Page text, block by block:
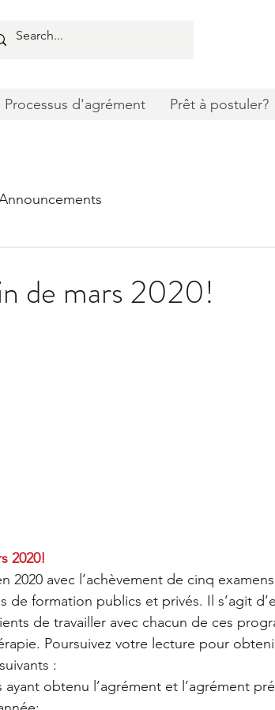
Processus d'agrément Prêt à postuler?
de mars 2020!
2020!
2020 avec l’achèvement de cinq
de formation publics et privés. Il s’agit
de travailler avec chacun de ces
Poursuivez votre lecture pour
:
obtenu l’agrément et l’agrément